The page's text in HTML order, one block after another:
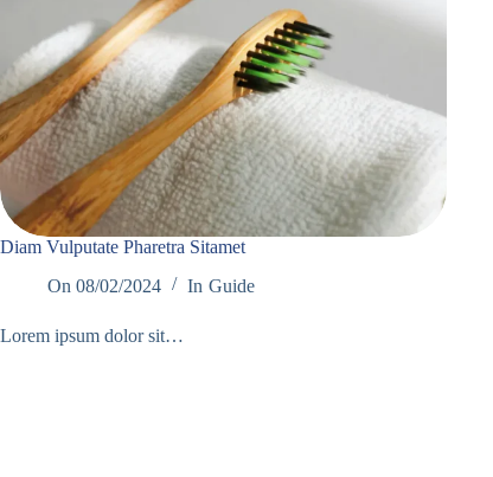
Diam Vulputate Pharetra Sitamet
On 08/02/2024 In Guide
Lorem ipsum dolor sit…